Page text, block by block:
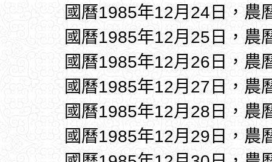
國曆1985年12月24日，農
國曆1985年12月25日，農
國曆1985年12月26日，農
國曆1985年12月27日，農
國曆1985年12月28日，農
國曆1985年12月29日，農